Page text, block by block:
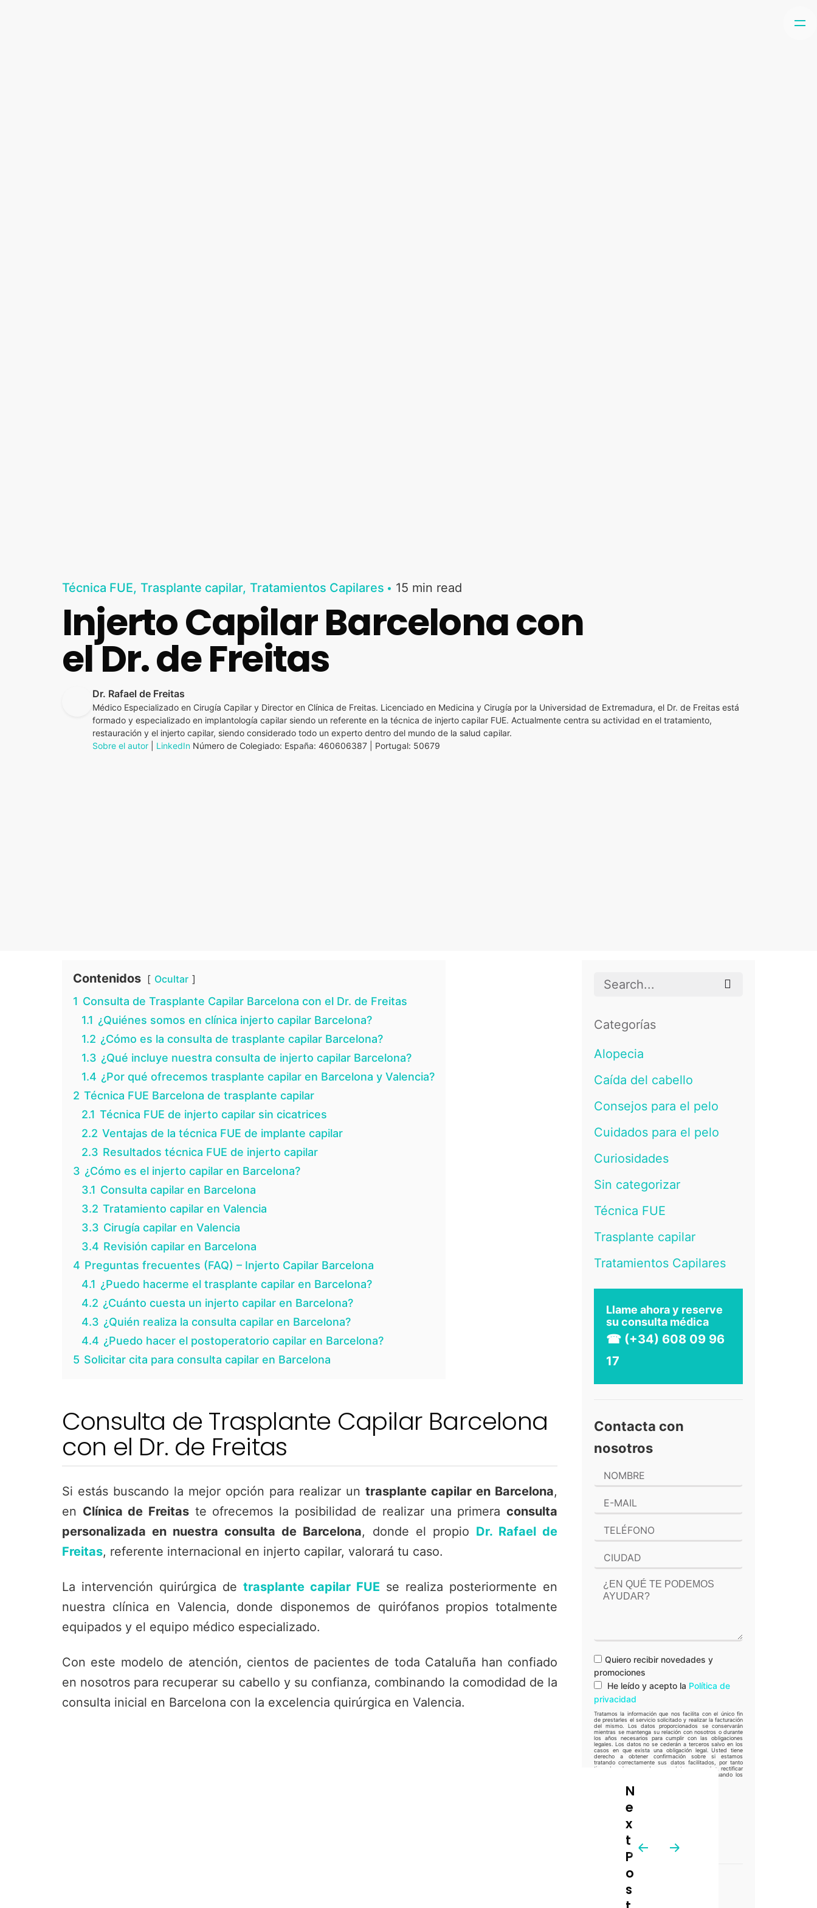
Técnica FUE Trasplante capilar Tratamientos Capilares 15 min read
Injerto Capilar Barcelona con
el Dr. de Freitas
Dr. Rafael de Freitas
Médico Especializado en Cirugía Capilar y Director en Clínica de Freitas. Licenciado en Medicina y Cirugía por la Universidad de Extremadura, el Dr. de Freitas está
formado y especializado en implantología capilar siendo un referente en la técnica de injerto capilar FUE. Actualmente centra su actividad en el tratamiento,
restauración y el injerto capilar, siendo considerado todo un experto dentro del mundo de la salud capilar.
Sobre el autor
LinkedIn Número de Colegiado: España: 460606387 | Portugal: 50679
Contenidos Ocultar
1 Consulta de Trasplante Capilar Barcelona con el Dr. de Freitas
1.1 ¿Quiénes somos en clínica injerto capilar Barcelona?
1.2 ¿Cómo es la consulta de trasplante capilar Barcelona?
1.3 ¿Qué incluye nuestra consulta de injerto capilar Barcelona?
1.4 ¿Por qué ofrecemos trasplante capilar en Barcelona y Valencia?
2 Técnica FUE Barcelona de trasplante capilar
2.1 Técnica FUE de injerto capilar sin cicatrices
2.2 Ventajas de la técnica FUE de implante capilar
2.3 Resultados técnica FUE de injerto capilar
3 ¿Cómo es el injerto capilar en Barcelona?
3.1 Consulta capilar en Barcelona
3.2 Tratamiento capilar en Valencia
3.3 Cirugía capilar en Valencia
3.4 Revisión capilar en Barcelona
4 Preguntas frecuentes (FAQ) – Injerto Capilar Barcelona
4.1 ¿Puedo hacerme el trasplante capilar en Barcelona?
4.2 ¿Cuánto cuesta un injerto capilar en Barcelona?
4.3 ¿Quién realiza la consulta capilar en Barcelona?
4.4 ¿Puedo hacer el postoperatorio capilar en Barcelona?
5 Solicitar cita para consulta capilar en Barcelona
Consulta de Trasplante Capilar Barcelona
con el Dr. de Freitas
Si estás buscando la mejor opción para realizar un trasplante capilar en Barcelona,
en Clínica de Freitas te ofrecemos la posibilidad de realizar una primeraconsulta
personalizada en nuestra consulta de Barcelona, donde el propio Dr. Rafael de
Freitas, referente internacional en injerto capilar, valorará tu caso.
La intervención quirúrgica de trasplante capilar FUE se realiza posteriormente en
nuestra clínica en Valencia, donde disponemos de quirófanos propios totalmente
equipados y el equipo médico especializado.
Con este modelo de atención, cientos de pacientes de toda Cataluña han confiado
en nosotros para recuperar su cabello y su confianza, combinando la comodidad de la
consulta inicial en Barcelona con la excelencia quirúrgica en Valencia.
Search
Categorías
Alopecia
Caída del cabello
Consejos para el pelo
Cuidados para el pelo
Curiosidades
Sin categorizar
Técnica FUE
Trasplante capilar
Tratamientos Capilares
Llame ahora y reserve
su consulta médica
☎ (+34) 608 09 96
17
Contacta con
nosotros
Quiero recibir novedades y
promociones
He leído y acepto la Política de
privacidad
Tratamos la información que nos facilita con el único fin
de prestarles el servicio solicitado y realizar la facturación
del mismo. Los datos proporcionados se conservarán
mientras se mantenga su relación con nosotros o durante
los años necesarios para cumplir con las obligaciones
legales. Los datos no se cederán a terceros salvo en los
casos en que exista una obligación legal. Usted tiene
derecho a obtener confirmación sobre si estamos
tratando correctamente sus datos facilitados, por tanto
tiene derecho a acceder a sus datos personales, rectificar
los datos inexactos o solicitar su supresión cuando los
🇪🇸 ESPAÑA
CLÍNICA DE FREITAS
VALENCIA
N
e
x
t
P
o
s